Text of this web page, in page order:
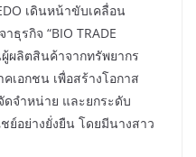
เดินหน้าขับเคลื่อน
ธุรกิจ “BIO TRADE
ผู้ผลิตสินค้าจากทรัพยากร
เอกชน เพื่อสร้างโอกาส
ดจำหน่าย และยกระดับ
อย่างยั่งยืน โดยมีนางสาว